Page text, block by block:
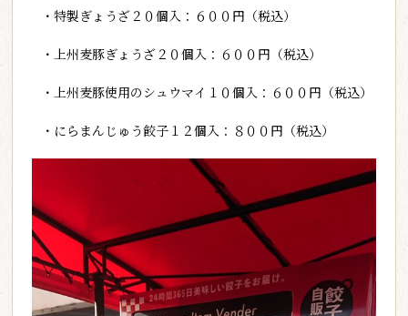
・特製ぎょうざ２０個入：６００円（税込）
・上州麦豚ぎょうざ２０個入：６００円（税込）
・上州麦豚使用のシュウマイ１０個入：６００円（税込）
・にらまんじゅう餃子１２個入：８００円（税込）